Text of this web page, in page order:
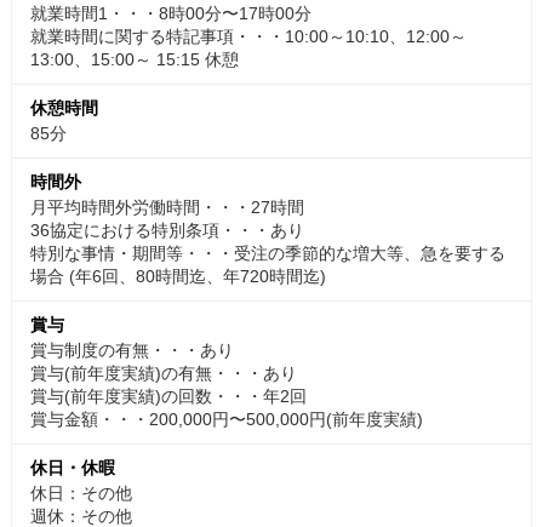
就業時間1・・・8時00分〜17時00分
就業時間に関する特記事項・・・10:00～10:10、12:00～
13:00、15:00～ 15:15 休憩
休憩時間
85分
時間外
月平均時間外労働時間・・・27時間
36協定における特別条項・・・あり
特別な事情・期間等・・・受注の季節的な増大等、急を要する
場合 (年6回、80時間迄、年720時間迄)
賞与
賞与制度の有無・・・あり
賞与(前年度実績)の有無・・・あり
賞与(前年度実績)の回数・・・年2回
賞与金額・・・200,000円〜500,000円(前年度実績)
休日・休暇
休日：その他
週休：その他